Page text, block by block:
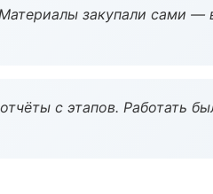
закупали сами —
с этапов. Работать